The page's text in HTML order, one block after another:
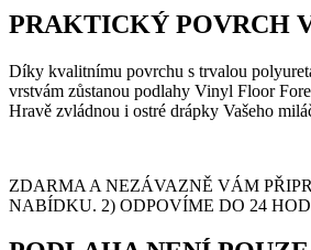
PRAKTICKÝ POVRCH
Díky kvalitnímu povrchu s trvalou
vrstvám zůstanou podlahy Vinyl Floor
Hravě zvládnou i ostré drápky Vašeho
ZDARMA A NEZÁVAZNĚ VÁM
NABÍDKU. 2) ODPOVÍME DO 24